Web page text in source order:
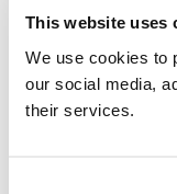
This website uses
We use cookies to
our social media,
their services.